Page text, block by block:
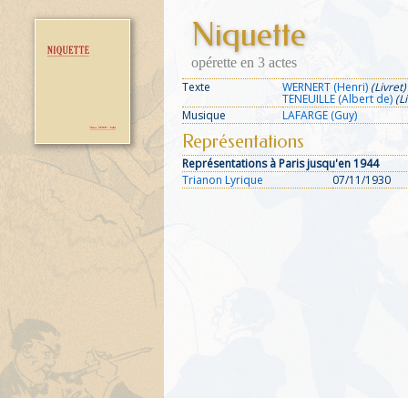
Niquette
opérette en 3 actes
Texte
WERNERT (Henri) (Livret)
TENEUILLE (Albert de)
Musique
LAFARGE (Guy)
Représentations
Représentations à Paris jusqu'en 1944
Trianon Lyrique
07/11/1930